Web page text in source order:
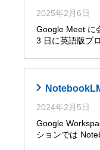
2025年2月6日
Google Meet に
3 日に英語版ブ
2024年2月5日
Google
ションでは